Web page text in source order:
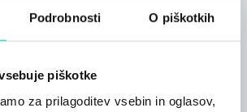
Podrobnosti O piškotkih
piškotke
za prilagoditev vsebin in oglasov,
dan.